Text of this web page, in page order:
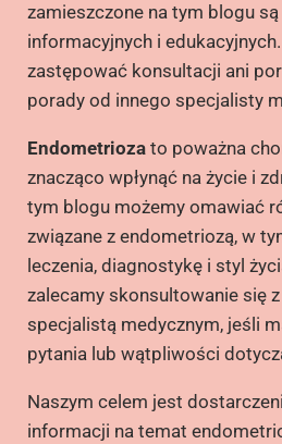
zamieszczone na tym blogu
informacyjnych i
zastępować konsultacji ani
porady od innego specjalisty
Endometrioza to poważna
znacząco wpłynąć na życie i
tym blogu możemy omawiać
związane z endometriozą, w
leczenia, diagnostykę i styl
zalecamy skonsultowanie się
specjalistą medycznym, jeśli
pytania lub wątpliwości
Naszym celem jest
informacji na temat